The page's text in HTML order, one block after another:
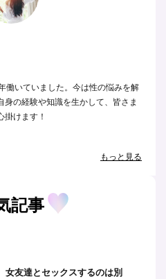
働いていました。今は性の悩みを解
の経験や知識を生かして、皆さま
掛けます！
もっと見る
記事
女友達とセックスするのは別